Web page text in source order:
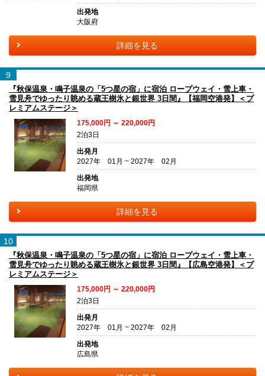
出発地
大阪府
詳細を見る
9
『秋保温泉・鳴子温泉の「5つ星の宿」に宿泊 ロープウェイ・雪上車・
雪見舟でゆったり眺める蔵王樹氷と銀世界 3日間』【福岡空港発】＜プ
レミアムステージ＞
175,000円 ～ 220,000円
2泊3日
出発月
2027年 01月 ~ 2027年 02月
出発地
福岡県
詳細を見る
10
『秋保温泉・鳴子温泉の「5つ星の宿」に宿泊 ロープウェイ・雪上車・
雪見舟でゆったり眺める蔵王樹氷と銀世界 3日間』【広島空港発】＜プ
レミアムステージ＞
175,000円 ～ 220,000円
2泊3日
出発月
2027年 01月 ~ 2027年 02月
出発地
広島県